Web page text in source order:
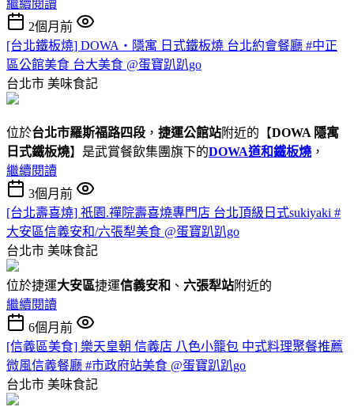
繼續閱讀
2個月前
[台北鐵板燒] DOWA・隱寓 日式鐵板燒 台北約會餐廳 #中正
區公館美食 台大美食 @蛋寶趴趴go
台北市 美味食記
位於台北市羅斯福路四段 ， 捷運公館站附近的【DOWA 隱寓
日式鐵板燒】是武賞餐飲集團旗下的DOWA道和鐵板燒 ，
繼續閱讀
3個月前
[台北壽喜燒] 祇園.禪院壽喜燒專門店 台北頂級日式sukiyaki #
大安區信義安和/六張犁美食 @蛋寶趴趴go
台北市 美味食記
位於捷運大安區捷運信義安和 、 六張犁站附近的
繼續閱讀
6個月前
[信義區美食] 樂天皇朝 信義店 八色小籠包 中式料理聚餐推薦
微風信義餐廳 #市政府站美食 @蛋寶趴趴go
台北市 美味食記